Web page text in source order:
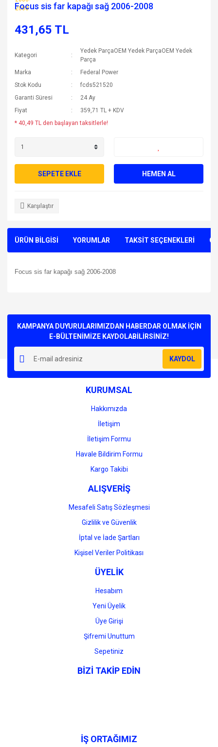
Focus sis far kapağı sağ 2006-2008
431,65 TL
Kategori
Yedek ParçaOEM Yedek ParçaOEM Yedek
Parça
Marka
Federal Power
Stok Kodu
fcds521520
Garanti Süresi
24 Ay
Fiyat
359,71 TL + KDV
* 40,49 TL den başlayan taksitlerle!
SEPETE EKLE HEMEN AL
Karşılaştır
ÜRÜN BİLGİSİ YORUMLAR TAKSİT SEÇENEKLERİ
Focus sis far kapağı sağ 2006-2008
Yorum Yaz
kullanarak tarafımıza iletebilirsiniz.
Görüş ve önerileriniz için teşekkür ederiz.
Ürün resmi kalitesiz, bozuk veya görüntülenemiyor.
Ürün açıklamasında eksik bilgiler bulunuyor.
Ürün bilgilerinde hatalar bulunuyor.
Ürün fiyatı diğer sitelerden daha pahalı.
Gönder
KAMPANYA DUYURULARIMIZDAN HABERDAR OLMAK İÇİN
E-BÜLTENİMİZE KAYDOLABİLİRSİNİZ!
KAYDOL
KURUMSAL
Hakkımızda
İletişim
İletişim Formu
Havale Bildirim Formu
Kargo Takibi
ALIŞVERİŞ
Mesafeli Satış Sözleşmesi
Gizlilik ve Güvenlik
İptal ve İade Şartları
Kişisel Veriler Politikası
ÜYELİK
Hesabım
Yeni Üyelik
Üye Girişi
Şifremi Unuttum
Sepetiniz
BİZİ TAKİP EDİN
İŞ ORTAĞIMIZ